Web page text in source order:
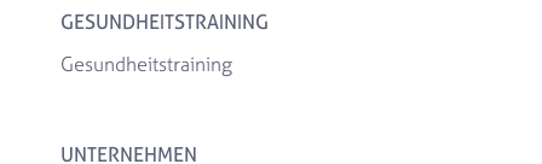
GESUNDHEITSTRAINING
Gesundheitstraining
UNTERNEHMEN